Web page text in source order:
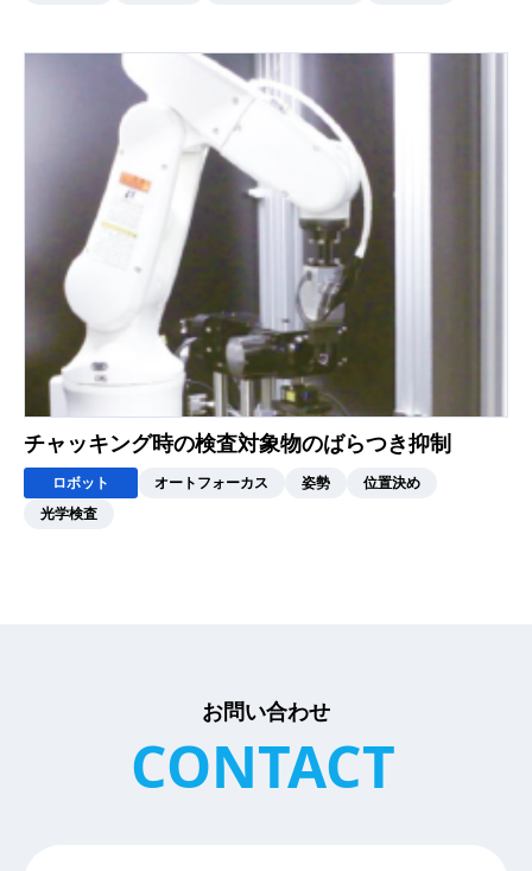
チャッキング時の検査対象物のばらつき抑制
ロボット オートフォーカス 姿勢
位置決め
光学検査
お問い合わせ
CONTACT